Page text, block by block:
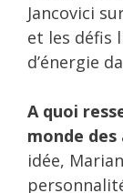
Jancovici
et les défis
d’énergie
A quoi
monde des
idée,